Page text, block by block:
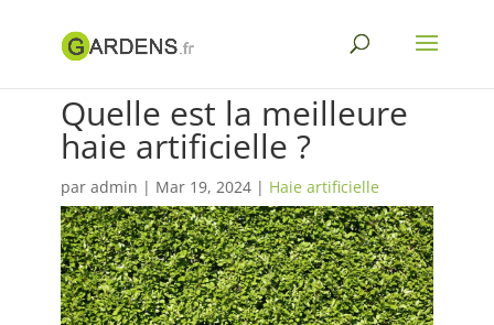
Quelle est la meilleure
haie artificielle ?
par admin | Mar 19, 2024| Haie artificielle